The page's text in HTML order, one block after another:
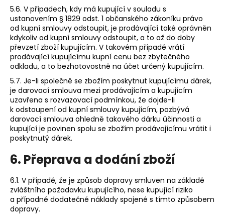
5.6. V případech, kdy má kupující v souladu s
ustanovením § 1829 odst. 1 občanského zákoníku právo
od kupní smlouvy odstoupit, je prodávající také oprávněn
kdykoliv od kupní smlouvy odstoupit, a to až do doby
převzetí zboží kupujícím. V takovém případě vrátí
prodávající kupujícímu kupní cenu bez zbytečného
odkladu, a to bezhotovostně na účet určený kupujícím.
5.7. Je-li společně se zbožím poskytnut kupujícímu dárek,
je darovací smlouva mezi prodávajícím a kupujícím
uzavřena s rozvazovací podmínkou, že dojde-li
k odstoupení od kupní smlouvy kupujícím, pozbývá
darovací smlouva ohledně takového dárku účinnosti a
kupující je povinen spolu se zbožím prodávajícímu vrátit i
poskytnutý dárek.
6. Přeprava a dodání zboží
6.1. V případě, že je způsob dopravy smluven na základě
zvláštního požadavku kupujícího, nese kupující riziko
a případné dodatečné náklady spojené s tímto způsobem
dopravy.